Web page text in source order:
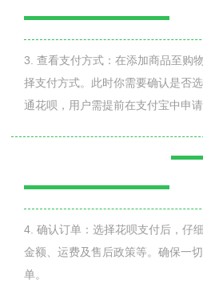
3. 查看支付方式：在添加商品至购
择支付方式。此时你需要确认是否
通花呗，用户需提前在支付宝中申请
4. 确认订单：选择花呗支付后，仔
金额、运费及售后政策等。确保一
单。